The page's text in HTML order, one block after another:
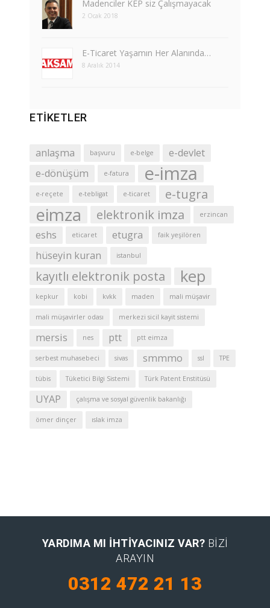
Madenciler KEP siz Çalışmayacak
2 Ocak 2018
E-Ticaret Yaşamın Her Alanında…
8 Aralık 2014
ETIKETLER
anlaşma başvuru e-belge
e-devlet
e-dönüşüm
e-fatura e-imza
e-reçete e-tebligat e-ticaret e-tugra
eimza elektronik imza erzincan
eshs eticaret etugra faik yeşilören
hüseyin kuran istanbul
kayıtlı elektronik posta kep
kepkur kobi kvkk maden mali müşavir
mali müşavirler odası merkezi sicil kayit sistemi
mersis nes ptt ptt eimza
serbest muhasebeci sivas smmmo ssl TPE
tübis Tüketici Bilgi Sistemi Türk Patent Enstitüsü
UYAP çalışma ve sosyal güvenlik bakanlığı
ömer dinçer ıslak imza
YARDIMA MI IHTIYACINIZ VAR? BIZI
ARAYIN
0312 472 21 13